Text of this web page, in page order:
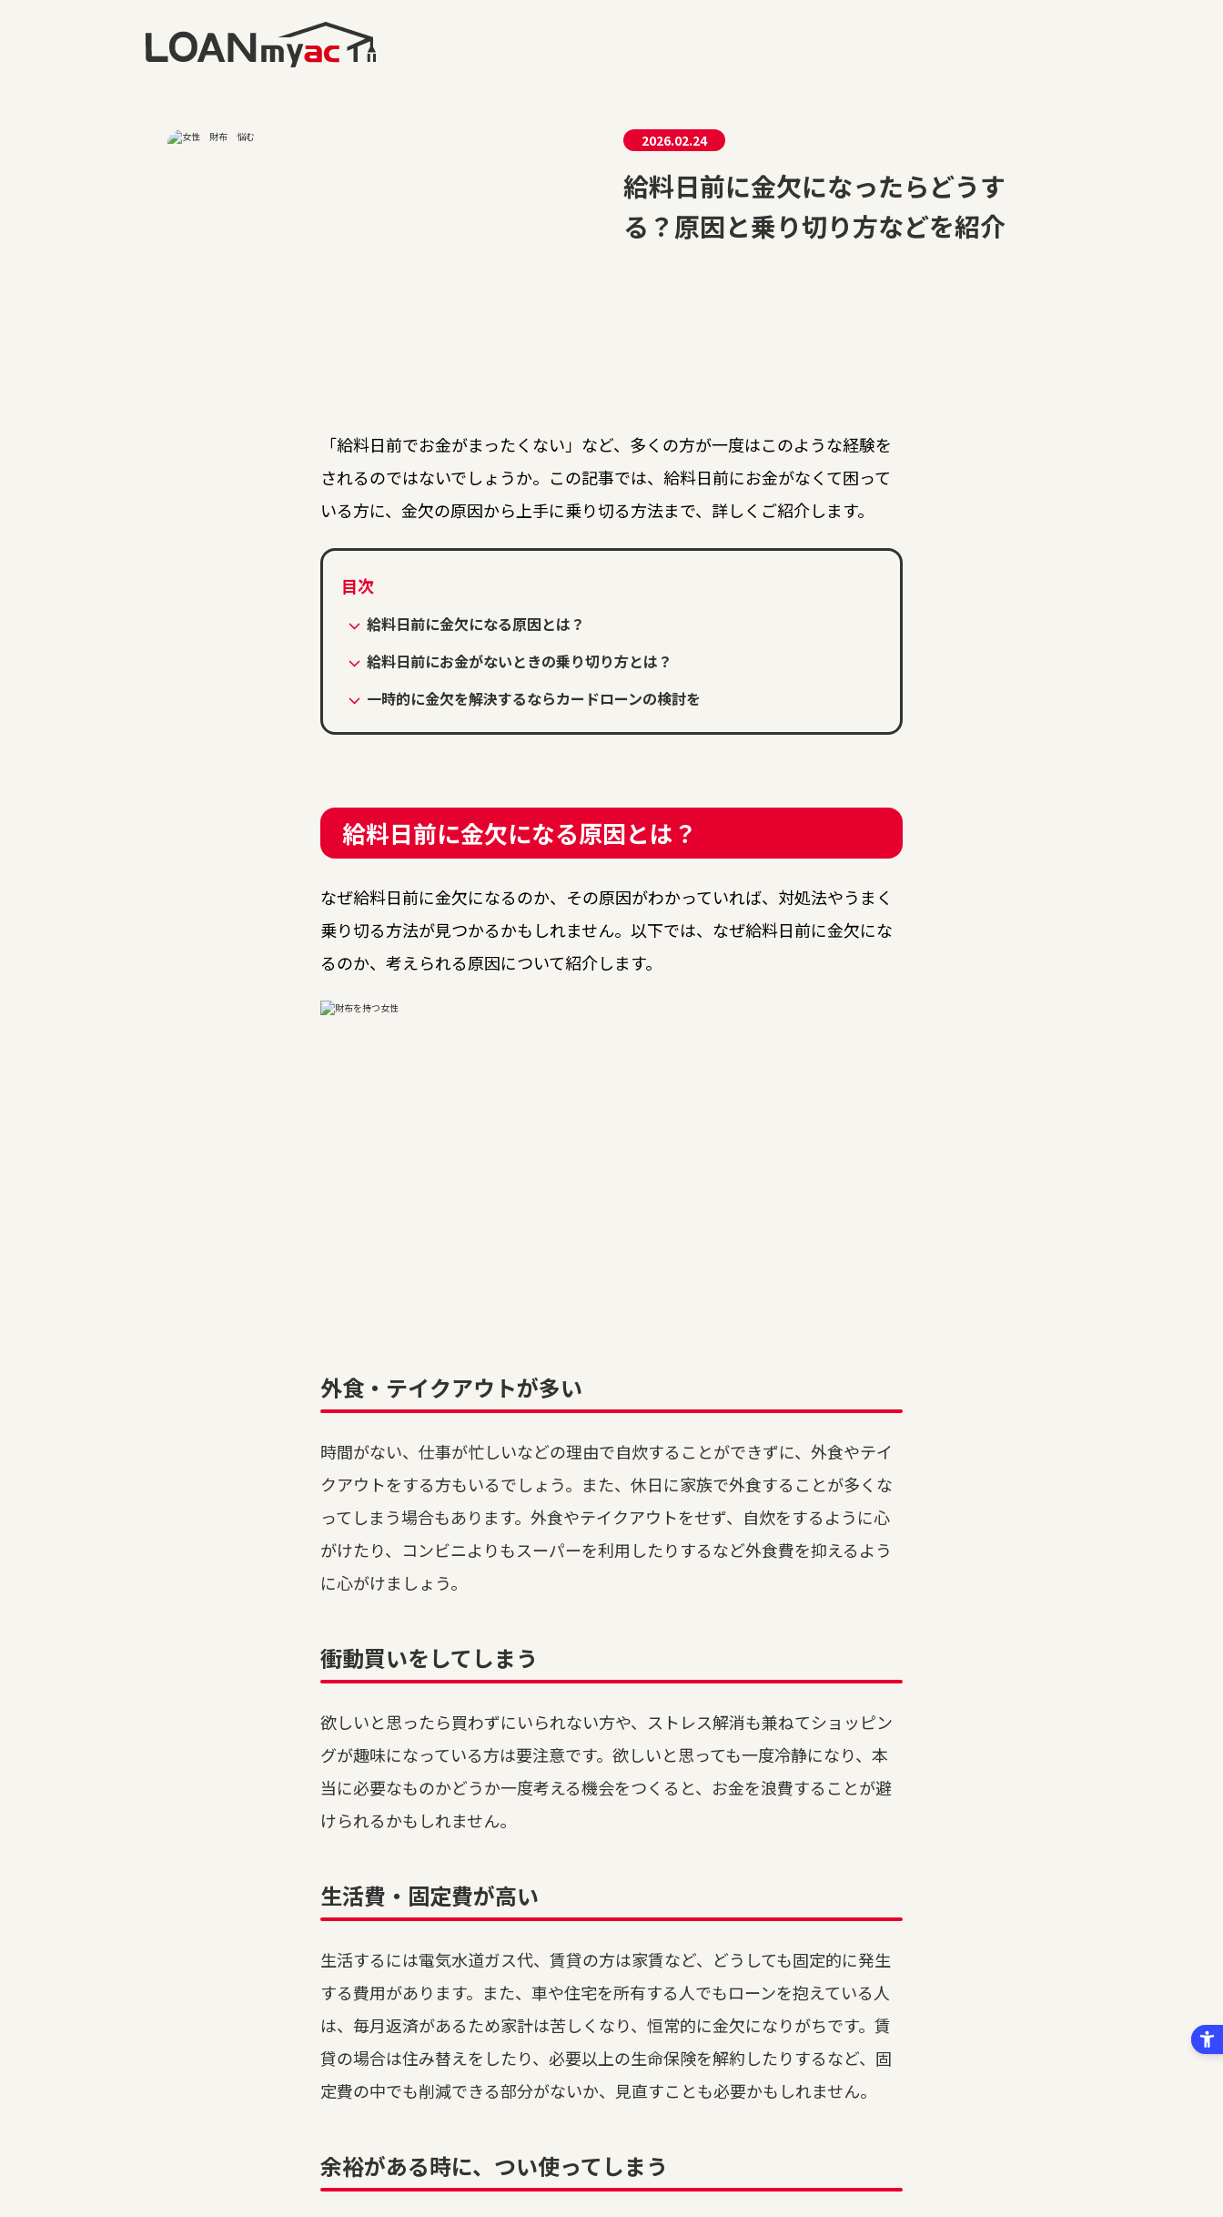
2026.02.24
給料日前に金欠になったらどうす
る？原因と乗り切り方などを紹介
「給料日前でお金がまったくない」など、多くの方が一度はこのような経験を
されるのではないでしょうか。この記事では、給料日前にお金がなくて困って
いる方に、金欠の原因から上手に乗り切る方法まで、詳しくご紹介します。
給料日前に金欠になる原因とは？
給料日前にお金がないときの乗り切り方とは？
一時的に金欠を解決するならカードローンの検討を
給料日前に金欠になる原因とは？
なぜ給料日前に金欠になるのか、その原因がわかっていれば、対処法やうまく
乗り切る方法が見つかるかもしれません。以下では、なぜ給料日前に金欠にな
るのか、考えられる原因について紹介します。
外食・テイクアウトが多い
時間がない、仕事が忙しいなどの理由で自炊することができずに、外食やテイ
クアウトをする方もいるでしょう。また、休日に家族で外食することが多くな
ってしまう場合もあります。外食やテイクアウトをせず、自炊をするように心
がけたり、コンビニよりもスーパーを利用したりするなど外食費を抑えるよう
に心がけましょう。
衝動買いをしてしまう
欲しいと思ったら買わずにいられない方や、ストレス解消も兼ねてショッピン
グが趣味になっている方は要注意です。欲しいと思っても一度冷静になり、本
当に必要なものかどうか一度考える機会をつくると、お金を浪費することが避
けられるかもしれません。
生活費・固定費が高い
生活するには電気水道ガス代、賃貸の方は家賃など、どうしても固定的に発生
する費用があります。また、車や住宅を所有する人でもローンを抱えている人
は、毎月返済があるため家計は苦しくなり、恒常的に金欠になりがちです。賃
貸の場合は住み替えをしたり、必要以上の生命保険を解約したりするなど、固
定費の中でも削減できる部分がないか、見直すことも必要かもしれません。
余裕がある時に、つい使ってしまう